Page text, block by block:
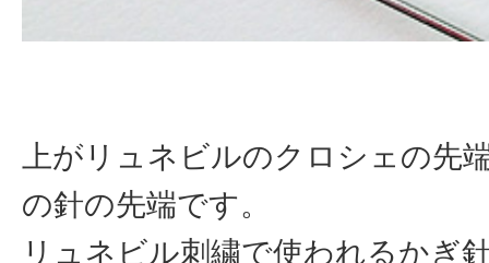
上がリュネビルのクロシェの先
の針の先端です。
リュネビル刺繍で使われるかぎ